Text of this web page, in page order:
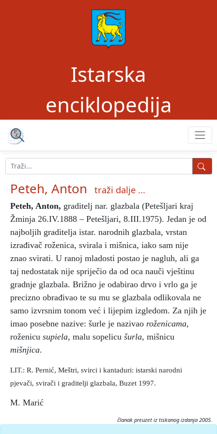
Istarska
enciklopedija
Peteh, Anton traži dalje ...
Peteh, Anton, graditelj nar. glazbala (Petešljari kraj
Žminja 26.IV.1888 – Petešljari, 8.III.1975). Jedan je od
najboljih graditelja istar. narodnih glazbala, vrstan
izrađivač roženica, svirala i mišnica, iako sam nije
znao svirati. U ranoj mladosti postao je nagluh, ali ga
taj nedostatak nije spriječio da od oca nauči vještinu
gradnje glazbala. Brižno je odabirao drvo i vrlo ga je
precizno obrađivao te su mu se glazbala odlikovala ne
samo izvrsnim tonom već i lijepim izgledom. Za njih je
imao posebne nazive: šurle je nazivao roženicama,
roženicu supiela, malu sopelicu šurla, mišnicu
mišnjica.
LIT.: R. Pernić, Meštri, svirci i kantaduri: istarski narodni
pjevači, svirači i graditelji glazbala, Buzet 1997.
M. Marić
članak preuzet iz tiskanog izdanja 2005.